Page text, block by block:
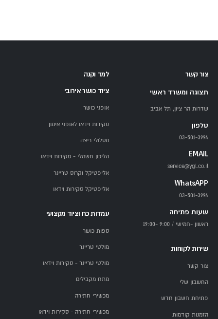
צור קשר
תצוגה ומשרד ראשי
שדרות הר ציון, תל אביב
טלפון
03-501-3994
EMAIL
service@ygl.co.il
WhatsAPP
03-501-3994
שעות פתיחה
ראשון -חמישי / 9:00 -19:00
שירות לקוחות
צור קשר
החשבון שלי
פתיחת חשבון חדש
הזמנות קודמות
למד וקנה
ציוד כושר אירובי
אופני כושר
סקירות וידאו לאופני אימון
מסלולי ריצה
הליכון חשמלי - סקירות וידאו
אליפטיקל וקרוס טריינר
אליפטיקל סקירות וידאו
עמדות כח וציוד מקצועי
ספות כושר
מולטי טריינר
מולטי טריינר - סקירות וידאו
מתח מקבילים
מכשירי חתירה
מכשירי חתירה - סקירות וידאו